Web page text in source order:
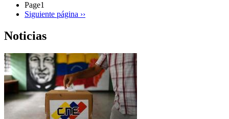
Page1
Siguiente página ››
Noticias